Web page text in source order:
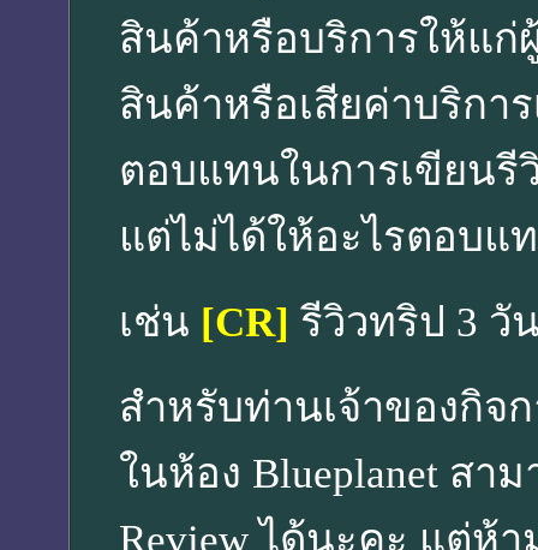
สินค้าหรือบริการให้แก่
สินค้าหรือเสียค่าบริกา
ตอบแทนในการเขียน
แต่ไม่ได้ให้อะไรตอบแ
เช่น [CR] รีวิวทริป 3 วั
สำหรับท่านเจ้าของกิจ
ในห้อง Blueplanet สา
Review ได้นะคะ แต่ห้